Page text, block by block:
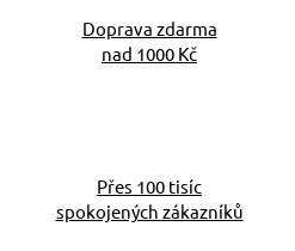
Doprava zdarma
nad 1000 Kč
Přes 100 tisíc
spokojených zákazníků